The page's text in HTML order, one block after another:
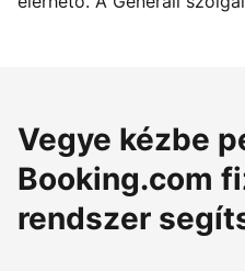
Vegye kézbe
Booking.com
rendszer